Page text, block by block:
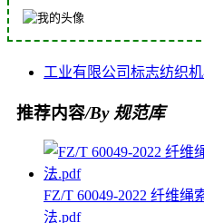
工业有限公司标志纺织
推荐内容/By 规范库
FZ/T 60049-2022 纤维
法.pdf